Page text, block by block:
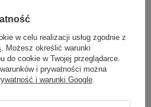
-
w celu realizacji usług zgodnie z
. Możesz określić warunki
do cookie w Twojej przeglądarce.
i prywatności można
i warunki Google.